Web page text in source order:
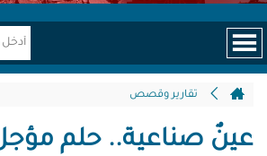
تقارير وقصص
عينٌ صناعية.. حلم